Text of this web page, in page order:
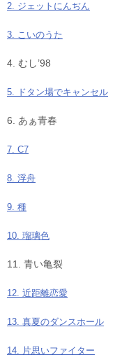
2. ジェットにんぢん
3. こいのうた
4. むし’98
5. ドタン場でキャンセル
6. あぁ青春
7. C7
8. 浮舟
9. 種
10. 瑠璃色
11. 青い亀裂
12. 近距離恋愛
13. 真夏のダンスホール
14. 片思いファイター